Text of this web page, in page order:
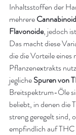
Inhaltsstoffen der
mehrere
Flavonoide, jedoch
Das macht diese
die die Vorteile eines
Pflanzenextrakts
jegliche Spuren von
Breitspektrum-Öle
beliebt, in denen
streng geregelt sind,
empfindlich auf THC